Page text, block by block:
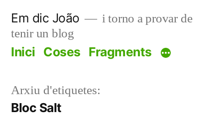
contingut
Em dic João
i torno a provar de
tenir un blog
Inici Coses Fragments
Arxiu d'etiquetes:
Bloc Salt